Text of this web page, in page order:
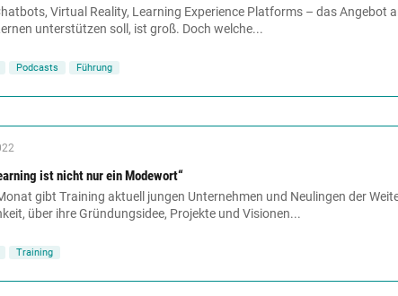
Virtual Reality, Learning Experience Platforms – das Angebot
unterstützen soll, ist groß. Doch welche...
Podcasts Führung
ist nicht nur ein Modewort“
gibt Training aktuell jungen Unternehmen und Neulingen der
über ihre Gründungsidee, Projekte und Visionen...
Training